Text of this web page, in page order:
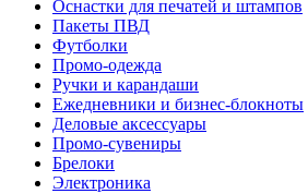
Оснастки для печатей и штампов
Пакеты ПВД
Футболки
Промо-одежда
Ручки и карандаши
Ежедневники и бизнес-блокноты
Деловые аксессуары
Промо-сувениры
Брелоки
Электроника